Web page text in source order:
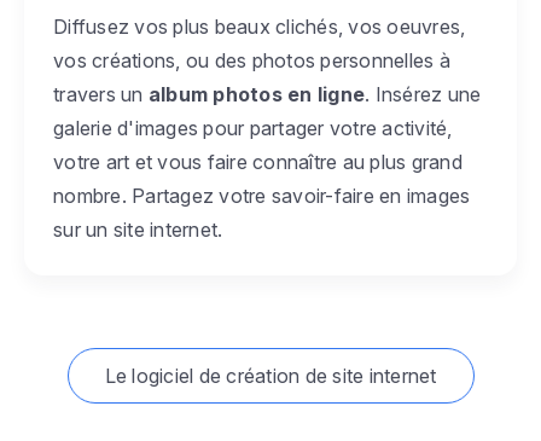
Diffusez vos plus beaux clichés, vos oeuvres,
vos créations, ou des photos personnelles à
travers un album photos en ligne. Insérez une
galerie d'images pour partager votre activité,
votre art et vous faire connaître au plus grand
nombre. Partagez votre savoir-faire en images
sur un site internet.
Le logiciel de création de site internet